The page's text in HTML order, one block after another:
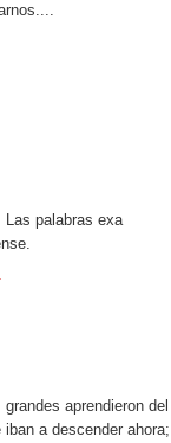
Las palabras exa
aprendieron del
a descender ahora;